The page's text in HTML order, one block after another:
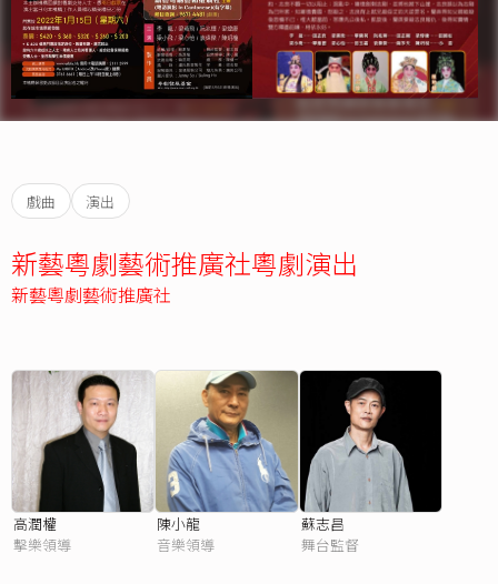
戲曲 演出
新藝粵劇藝術推廣社粵劇演出
新藝粵劇藝術推廣社
高潤權
擊樂領導
陳小龍
音樂領導
蘇志昌
舞台監督